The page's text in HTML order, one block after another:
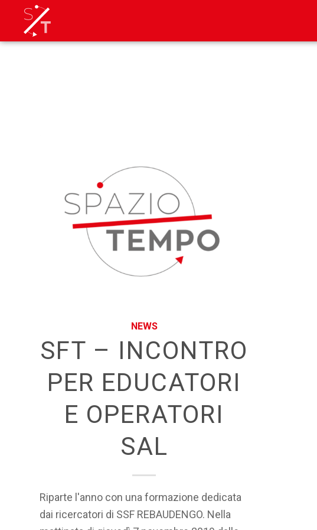
NEWS
SFT – INCONTRO
PER EDUCATORI
E OPERATORI
SAL
Riparte l'anno con una formazione dedicata
dai ricercatori di SSF REBAUDENGO. Nella